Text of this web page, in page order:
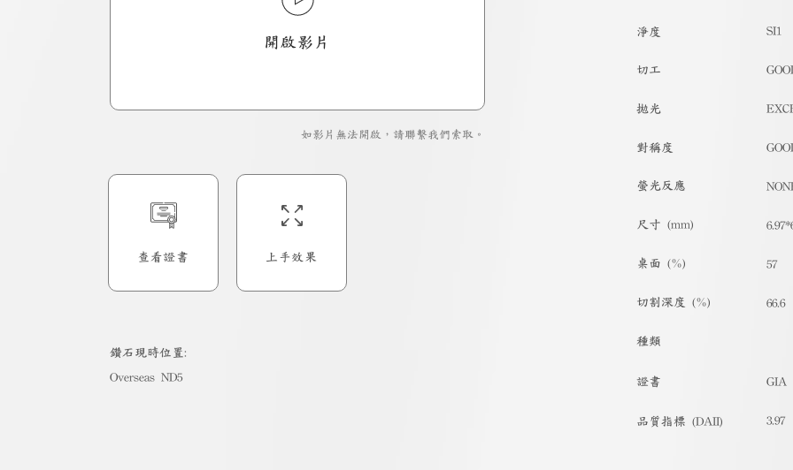
開啟影片
如影片無法開啟，請聯繫我們索取。
查看證書 上手效果
​鑽石現時位置:
Overseas ND5
淨度
切工
拋光
對稱度
螢光反應
尺寸 (mm)
桌面 (%)
切割深度 (%)
種類
​證書
品質指標 (DAII)
SI1
57
66.6
GIA
3.97